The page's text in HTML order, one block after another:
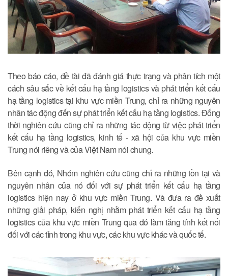
Theo báo cáo, đề tài đã đánh giá thực trạng và phân tích một
cách sâu sắc về kết cấu hạ tầng logistics và phát triển kết cấu
hạ tầng logistics tại khu vực miền Trung, chỉ ra những nguyên
nhân tác động đến sự phát triển kết cấu hạ tầng logistics. Đống
thời nghiên cứu cũng chỉ ra những tác động từ việc phát triển
kết cấu hạ tầng logistics, kinh tế - xã hội của khu vực miền
Trung nói riêng và của Việt Nam nói chung.
Bên cạnh đó, Nhóm nghiên cứu cũng chỉ ra những tồn tại và
nguyên nhân của nó đối với sự phát triển kết cấu hạ tầng
logistics hiện nay ở khu vực miền Trung. Và đưa ra đề xuất
những giải pháp, kiến nghị nhằm phát triển kết cấu hạ tầng
logistics của khu vực miền Trung qua đó làm tăng tính kết nối
đối với các tỉnh trong khu vực, các khu vực khác và quốc tế.